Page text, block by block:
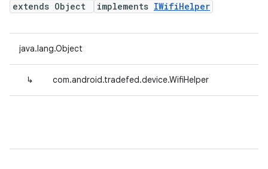
extends Object
implements IWifiHelper
java.lang.Object
↳ com.android.tradefed.device.WifiHelper